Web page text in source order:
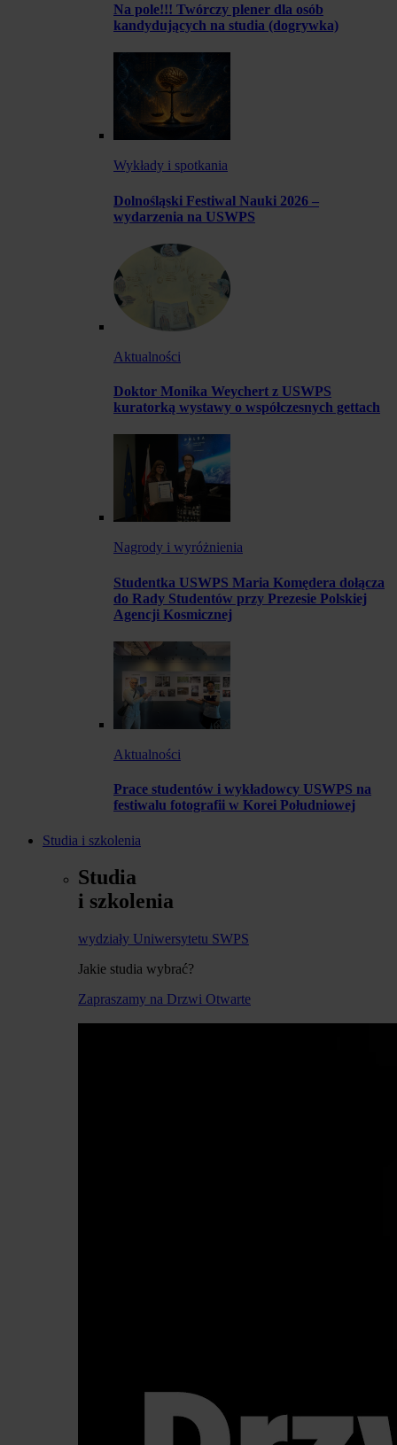
Na pole!!! Twórczy plener dla osób
kandydujących na studia (dogrywka)
Wykłady i spotkania
Dolnośląski Festiwal Nauki 2026 –
wydarzenia na USWPS
Aktualności
Doktor Monika Weychert z USWPS
kuratorką wystawy o współczesnych gettach
Nagrody i wyróżnienia
Studentka USWPS Maria Komędera dołącza
do Rady Studentów przy Prezesie Polskiej
Agencji Kosmicznej
Aktualności
Prace studentów i wykładowcy USWPS na
festiwalu fotografii w Korei Południowej
Studia i szkolenia
Studia
i szkolenia
wydziały Uniwersytetu SWPS
Jakie studia wybrać?
Zapraszamy na Drzwi Otwarte